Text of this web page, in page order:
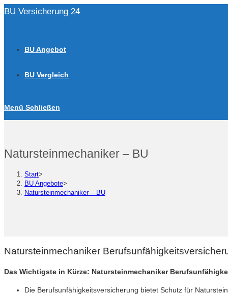
Zum
BU Versicherung 24
BU Angebot
BU Vergleich
Menü Schließen
Natursteinmechaniker – BU
Start>
BU Angebote>
Natursteinmechaniker – BU
Natursteinmechaniker
Das Wichtigste in Kürze: Natursteinmechaniker
Die Berufsunfähigkeitsversicherung bietet Schutz für